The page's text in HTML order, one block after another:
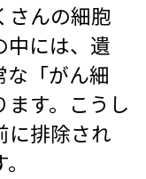
さんの細胞
中には、遺
「がん細
す。こうし
に排除され